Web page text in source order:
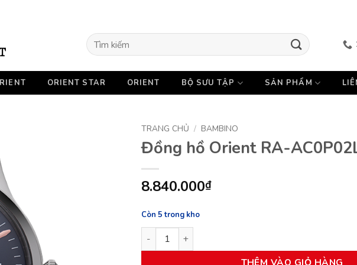
Tìm
kiếm:
ORIENT STAR ORIENT BỘ SƯU TẬP SẢN PHẨM
TRANG CHỦ / BAMBINO
Đồng hồ Orient RA-
8.840.000₫
Còn 5 trong kho
Đồng hồ Orient RA-AC0P02L10B số lượng
THÊM VÀO GIỎ HÀNG